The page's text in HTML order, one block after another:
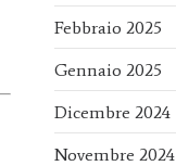
Febbraio 2025
Gennaio 2025
Dicembre 2024
Novembre 2024